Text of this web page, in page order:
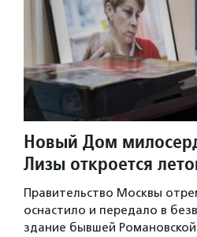
Новый Дом
Лизы откроется
Правительство Москвы
оснастило и передало в
здание бывшей